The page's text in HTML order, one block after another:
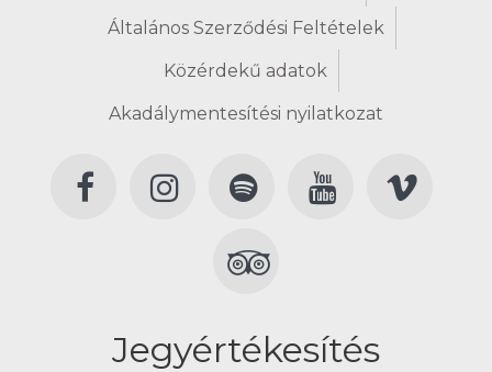
Általános Szerződési Feltételek
Közérdekű adatok
Akadálymentesítési nyilatkozat
Jegyértékesítés